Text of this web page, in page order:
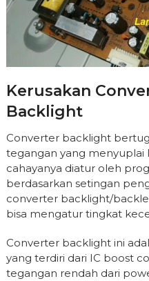
Kerusakan
Backlight
Converter backlight
tegangan yang menyuplai
cahayanya diatur oleh
berdasarkan setingan
converter backlight/
bisa mengatur tingkat
Converter backlight ini
yang terdiri dari IC boost
tegangan rendah dari